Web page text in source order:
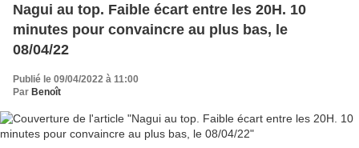
Nagui au top. Faible écart entre les 20H. 10
minutes pour convaincre au plus bas, le
08/04/22
Publié le 09/04/2022 à 11:00
Par Benoît